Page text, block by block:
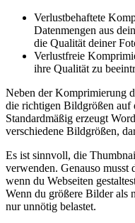
Verlustbehaftete
Datenmengen aus
die Qualität deiner
Verlustfreie
ihre Qualität zu
Neben der Komprimierung
die richtigen Bildgrößen auf
Standardmäßig erzeugt
verschiedene Bildgrößen,
Es ist sinnvoll, die
verwenden. Genauso musst
wenn du Webseiten
Wenn du größere Bilder als
nur unnötig belastet.